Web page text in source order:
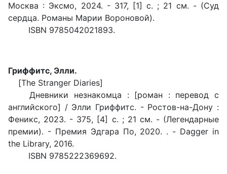
Москва : Эксмо, 2024. - 317, [1] с. ; 21 см. - (Суд
сердца. Романы Марии Вороновой).
ISBN 9785042021893.
Гриффитс, Элли.
[The Stranger Diaries]
Дневники незнакомца : [роман : перевод с
английского] / Элли Гриффитс. - Ростов-на-Дону :
Феникс, 2023. - 375, [4] с. ; 21 см. - (Легендарные
премии). - Премия Эдгара По, 2020. . - Dagger in
the Library, 2016.
ISBN 9785222369692.